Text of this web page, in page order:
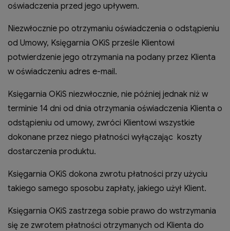
oświadczenia przed jego upływem.
Niezwłocznie po otrzymaniu oświadczenia o odstąpieniu
od Umowy, Księgarnia OKiS prześle Klientowi
potwierdzenie jego otrzymania na podany przez Klienta
w oświadczeniu adres e-mail.
Księgarnia OKiS niezwłocznie, nie później jednak niż w
terminie 14 dni od dnia otrzymania oświadczenia Klienta o
odstąpieniu od umowy, zwróci Klientowi wszystkie
dokonane przez niego płatności wyłączając koszty
dostarczenia produktu.
Księgarnia OKiS dokona zwrotu płatności przy użyciu
takiego samego sposobu zapłaty, jakiego użył Klient.
Księgarnia OKiS zastrzega sobie prawo do wstrzymania
się ze zwrotem płatności otrzymanych od Klienta do